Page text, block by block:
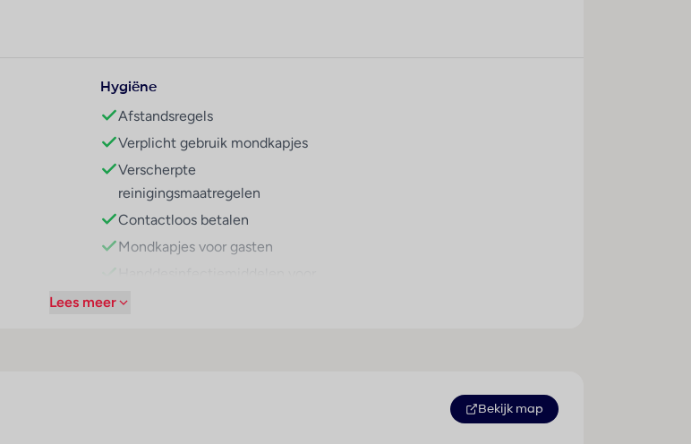
een restaurant, een koffiehuis en een bar. Een lekker ontbijt bezorgt energie voor
bereid.
Hygiëne
Afstandsregels
Verplicht gebruik mondkapjes
Verscherpte
reinigingsmaatregelen
Contactloos betalen
Mondkapjes voor gasten
gasten
Lees meer
Bekijk map